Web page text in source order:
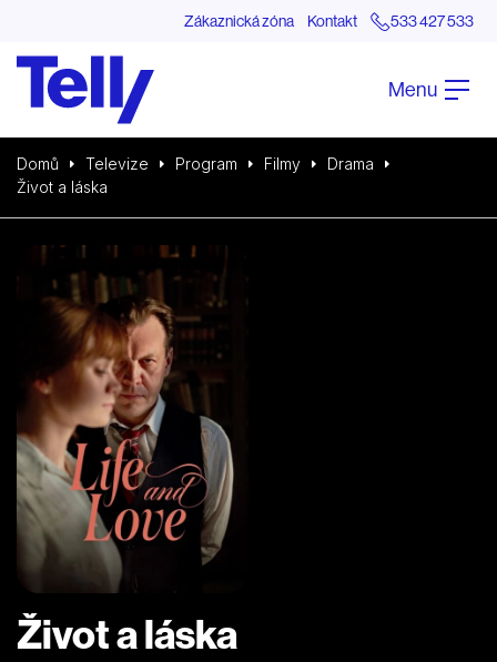
Zákaznická zóna Kontakt 533 427 533
Menu
Domů Televize Program Filmy
Drama
Život a láska
Život a láska